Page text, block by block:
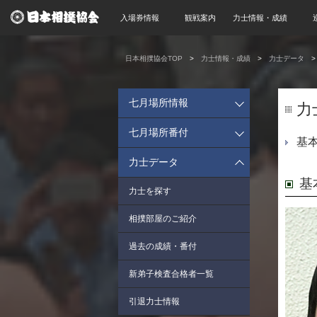
入場券情報 観戦案内 力士情報・成績
日本相撲協会TOP 力士情報・成績 力士データ
力
基
基
七月場所情報
七月場所番付
力士データ
力士を探す
相撲部屋のご紹介
過去の成績・番付
新弟子検査合格者一覧
引退力士情報